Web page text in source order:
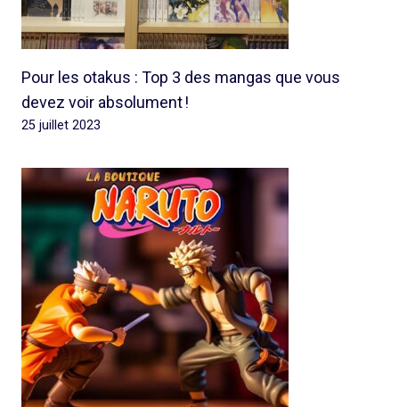
Pour les otakus : Top 3 des mangas que vous
devez voir absolument !
25 juillet 2023